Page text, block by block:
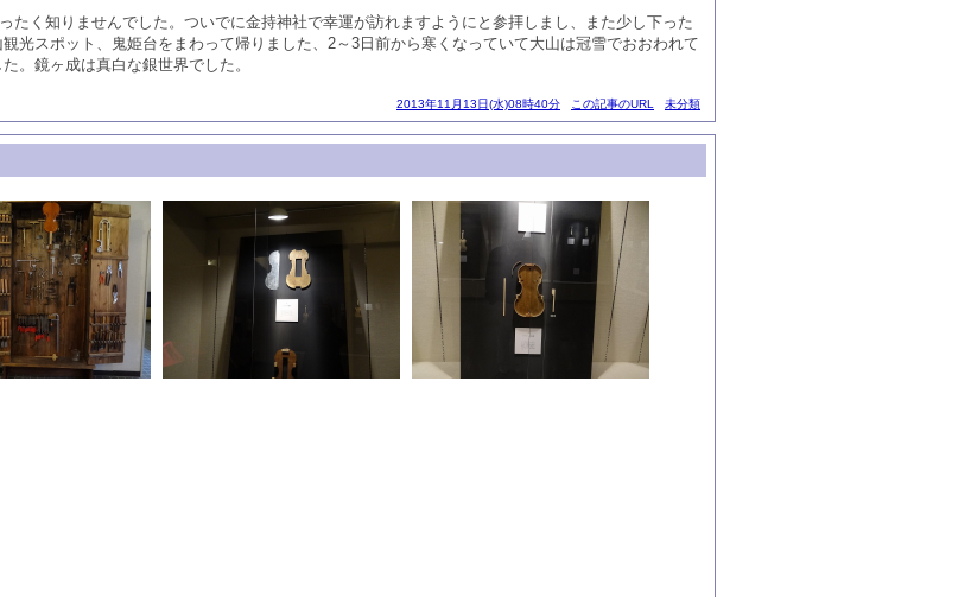
たく知りませんでした。ついでに金持神社で幸運が訪れますようにと参拝しまし、また少し下った
光スポット、鬼姫台をまわって帰りました、2～3日前から寒くなっていて大山は冠雪でおおわれて
。鏡ヶ成は真白な銀世界でした。
2013年11月13日(水)08時40分 この記事のURL 未分類